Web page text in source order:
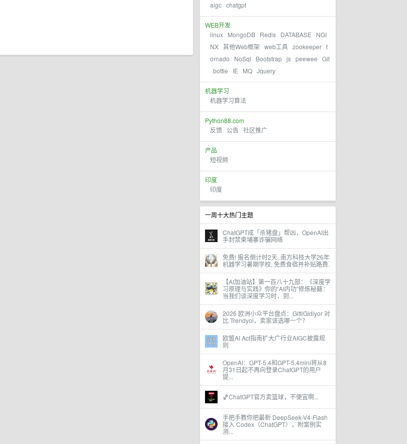
aigc chatgpt
WEB开发
linux MongoDB Redis DATABASE
NGI
NX 其他Web框架 web工具 zookeeper t
ornado
NoSql Bootstrap js peewee Git
bottle
IE MQ Jquery
机器学习
机器学习算法
Python88.com
反馈 公告 社区推广
产品
短视频
印度
印度
一周十大热门主题
ChatGPT成「杀猪盘」帮凶，OpenAI出
手封禁柬埔寨诈骗网络
免费! 报名倒计时2天, 南方科技大学26年
机器学习暑期学校, 免费食宿并补贴路费.
【AI加油站】第一百八十九部：《深度学
习原理与实践》你的“AI内功”修炼秘籍：
当我们谈深度学习时，到...
2026 欧洲小众平台盘点：GittiGidiyor 对
比 Trendyol，卖家该选哪一个？
欧盟AI Act指南扩大广行业AIGC披露规
则
OpenAI：GPT-5.4和GPT-5.4mini将从8
月31日起不再向登录ChatGPT的用户
提...
🏀ChatGPT官方卖篮球，不便宜啊...
手把手教你把最新 DeepSeek-V4-Flash
接入 Codex（ChatGPT），附案例实
测...